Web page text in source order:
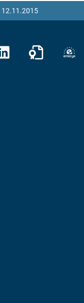
12.11.2015